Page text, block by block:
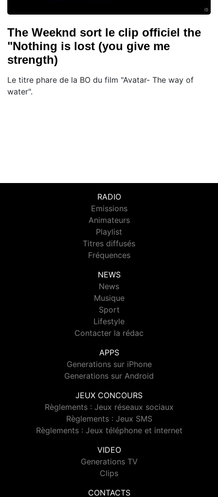
The Weeknd sort le clip officiel the
"Nothing is lost (you give me
strength)
Le titre phare de la BO du film "Avatar- The way of
water".
RADIO
Emissions
Animateurs
Playlist
Titres diffusés
Fréquences
NEWS
News
Musique
Sport
Lifestyle
Contacter la rédac
APPS
Generations sur iPhone
Generations sur Android
JEUX CONCOURS
Règlements : Jeux réseaux sociaux
Règlements : Jeux SMS
Règlements : Jeux téléphone et internet
VIDEO
Generations TV
Clips
CONTACTS